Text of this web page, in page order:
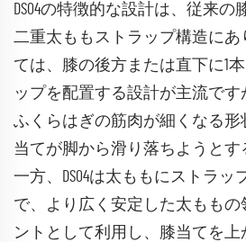
DS04の特徴的な設計は、従来
二重太ももストラップ構造に
ては、膝の後方または直下に1
ップを配置する設計が主流です
ふくらはぎの筋肉が細くなる
当てが脚から滑り落ちようとす
一方、DS04は太ももにストラッ
で、より広く安定した太ももの
ントとして利用し、膝当てを上